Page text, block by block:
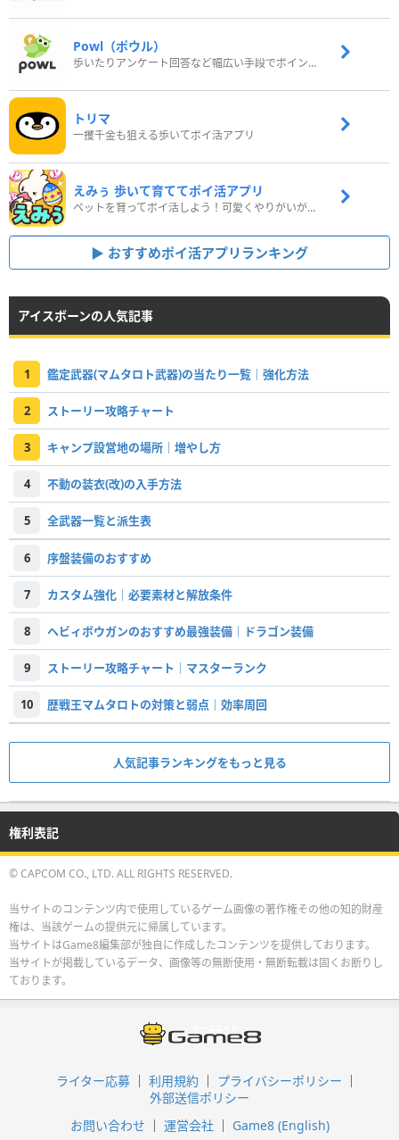
Powl（ポウル）
歩いたりアンケート回答など幅広い手段でポイントをゲット
トリマ
一攫千金も狙える歩いてポイ活アプリ
えみぅ 歩いて育ててポイ活アプリ
ペットを育ってポイ活しよう！可愛くやりがいがある新感覚アプリ
おすすめポイ活アプリランキング
アイスボーンの人気記事
1 鑑定武器(マムタロト武器)の当たり一覧｜強化方法
2 ストーリー攻略チャート
3 キャンプ設営地の場所｜増やし方
4 不動の装衣(改)の入手方法
5 全武器一覧と派生表
6 序盤装備のおすすめ
7 カスタム強化｜必要素材と解放条件
8 ヘビィボウガンのおすすめ最強装備｜ドラゴン装備
9 ストーリー攻略チャート｜マスターランク
10 歴戦王マムタロトの対策と弱点｜効率周回
人気記事ランキングをもっと見る
権利表記
© CAPCOM CO., LTD. ALL RIGHTS RESERVED.
当サイトのコンテンツ内で使用しているゲーム画像の著作権その他の知的財産
権は、当該ゲームの提供元に帰属しています。
当サイトはGame8編集部が独自に作成したコンテンツを提供しております。
当サイトが掲載しているデータ、画像等の無断使用・無断転載は固くお断りし
ております。
ライター応募 利用規約
プライバシーポリシー
外部送信ポリシー
お問い合わせ
運営会社 Game8 (English)